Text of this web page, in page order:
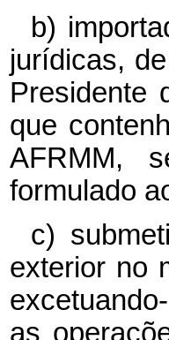
b)
jurídicas,
Presidente
que
AFRMM,
formulado
c)
exterior no
as